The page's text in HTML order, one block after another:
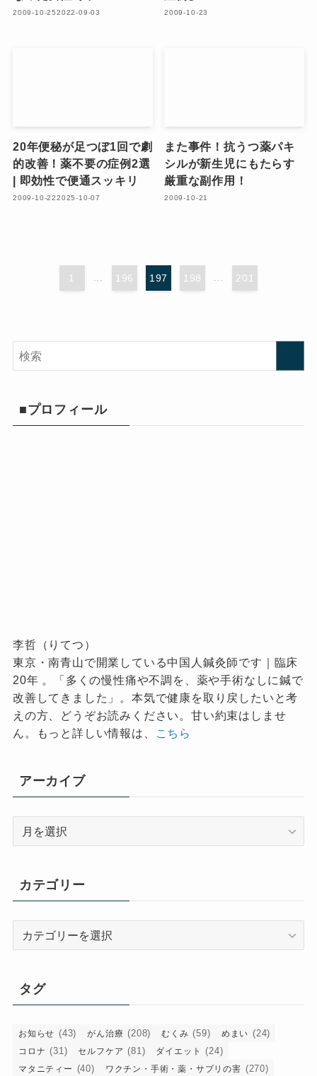
2009-10-252022-09-03 2009-10-23
20年便秘が足つぼ1回で劇
的改善！薬不要の症例2選
| 即効性で便通スッキリ
2009-10-222025-10-07
また事件！抗うつ薬パキ
シルが新生児にもたらす
厳重な副作用！
2009-10-21
1 ... 196 197 198 ... 201
■プロフィール
李哲（りてつ）
東京・南青山で開業している中国人鍼灸師です｜臨床
20年 。「多くの慢性痛や不調を、薬や手術なしに鍼で
改善してきました」。本気で健康を取り戻したいと考
えの方、どうぞお読みください。甘い約束はしませ
ん。もっと詳しい情報は、
こちら
アーカイブ
ブ
カテゴリー
ー
タグ
お知らせ (43) がん治療 (208) むくみ (59) めまい (24)
コロナ (31) セルフケア (81) ダイエット (24)
マタニティー (40) ワクチン・手術・薬・サプリの害 (270)